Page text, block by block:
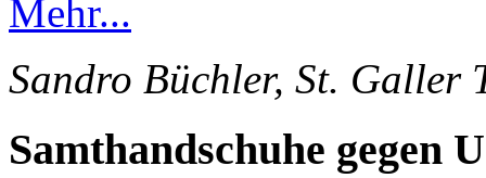
Mehr...
Sandro Büchler, St. Galler
Samthandschuhe gegen